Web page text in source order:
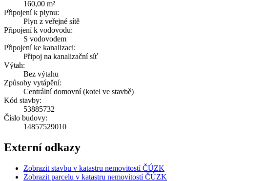
160,00 m²
Připojení k plynu:
Plyn z veřejné sítě
Připojení k vodovodu:
S vodovodem
Připojení ke kanalizaci:
Připoj na kanalizační síť
Výtah:
Bez výtahu
Způsoby vytápění:
Centrální domovní (kotel ve stavbě)
Kód stavby:
53885732
Číslo budovy:
14857529010
Externí odkazy
Zobrazit stavbu v katastru nemovitostí ČÚZK
Zobrazit parcelu v katastru nemovitostí ČÚZK